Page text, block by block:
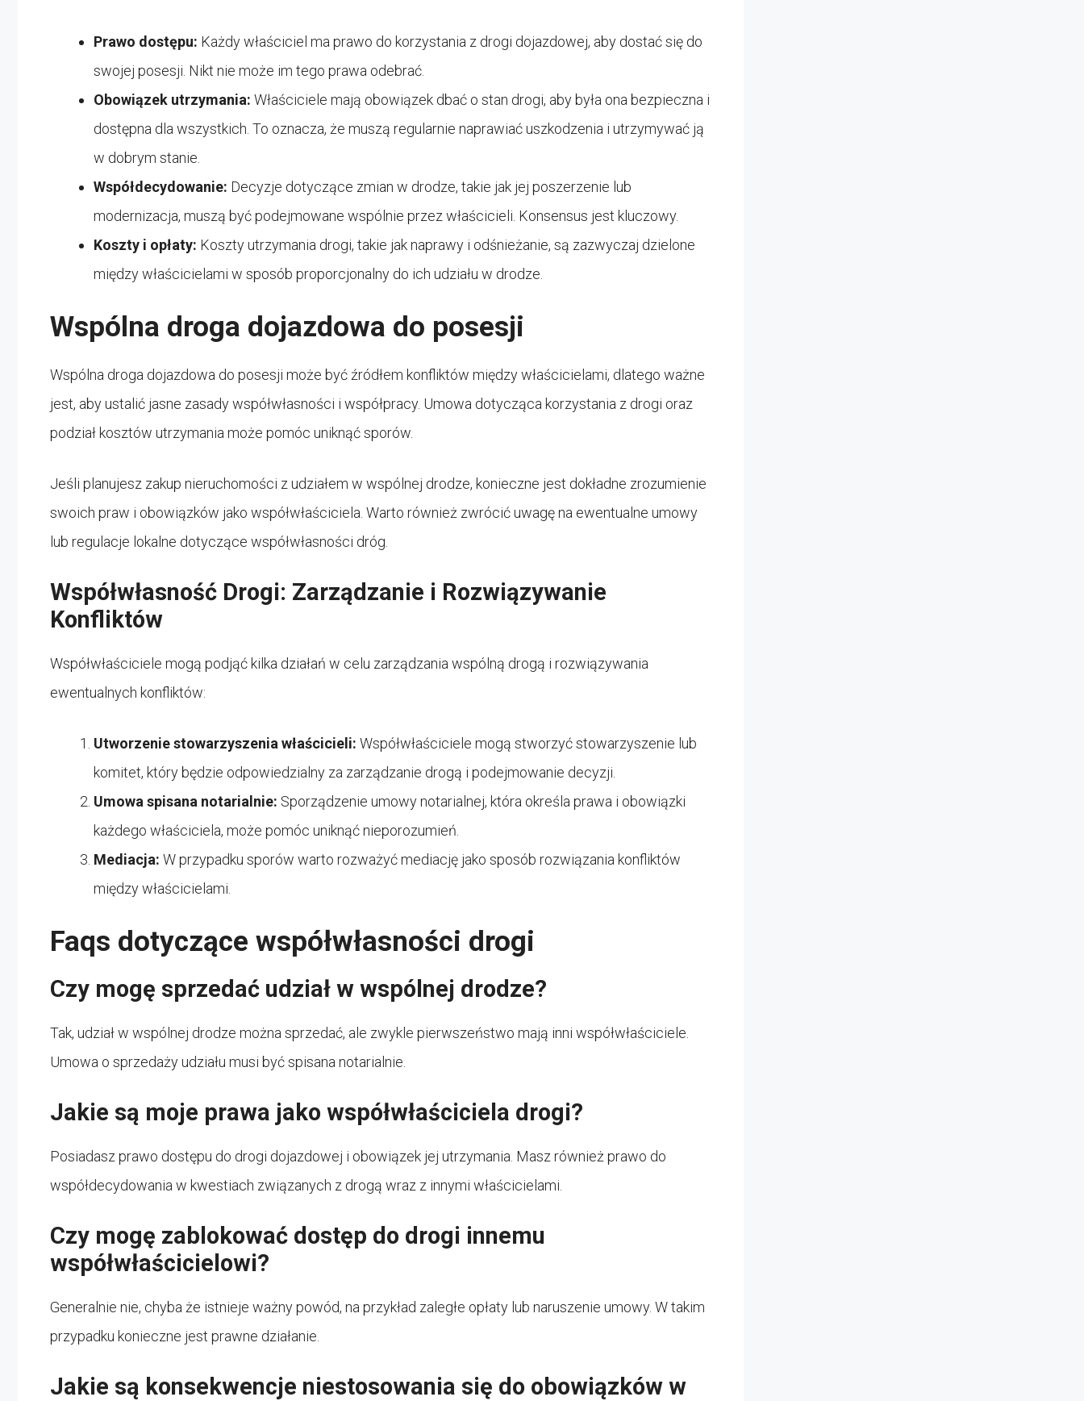
Prawo dostępu: Każdy właściciel ma prawo do korzystania z drogi dojazdowej, aby dostać się do
swojej posesji. Nikt nie może im tego prawa odebrać.
Obowiązek utrzymania: Właściciele mają obowiązek dbać o stan drogi, aby była ona bezpieczna i
dostępna dla wszystkich. To oznacza, że muszą regularnie naprawiać uszkodzenia i utrzymywać ją
w dobrym stanie.
Współdecydowanie: Decyzje dotyczące zmian w drodze, takie jak jej poszerzenie lub
modernizacja, muszą być podejmowane wspólnie przez właścicieli. Konsensus jest kluczowy.
Koszty i opłaty: Koszty utrzymania drogi, takie jak naprawy i odśnieżanie, są zazwyczaj dzielone
między właścicielami w sposób proporcjonalny do ich udziału w drodze.
Wspólna droga dojazdowa do posesji
Wspólna droga dojazdowa do posesji może być źródłem konfliktów między właścicielami, dlatego ważne
jest, aby ustalić jasne zasady współwłasności i współpracy. Umowa dotycząca korzystania z drogi oraz
podział kosztów utrzymania może pomóc uniknąć sporów.
Jeśli planujesz zakup nieruchomości z udziałem w wspólnej drodze, konieczne jest dokładne zrozumienie
swoich praw i obowiązków jako współwłaściciela. Warto również zwrócić uwagę na ewentualne umowy
lub regulacje lokalne dotyczące współwłasności dróg.
Współwłasność Drogi: Zarządzanie i Rozwiązywanie
Konfliktów
Współwłaściciele mogą podjąć kilka działań w celu zarządzania wspólną drogą i rozwiązywania
ewentualnych konfliktów:
Utworzenie stowarzyszenia właścicieli: Współwłaściciele mogą stworzyć stowarzyszenie lub
komitet, który będzie odpowiedzialny za zarządzanie drogą i podejmowanie decyzji.
Umowa spisana notarialnie: Sporządzenie umowy notarialnej, która określa prawa i obowiązki
każdego właściciela, może pomóc uniknąć nieporozumień.
Mediacja: W przypadku sporów warto rozważyć mediację jako sposób rozwiązania konfliktów
między właścicielami.
Faqs dotyczące współwłasności drogi
Czy mogę sprzedać udział w wspólnej drodze?
Tak, udział w wspólnej drodze można sprzedać, ale zwykle pierwszeństwo mają inni współwłaściciele.
Umowa o sprzedaży udziału musi być spisana notarialnie.
Jakie są moje prawa jako współwłaściciela drogi?
Posiadasz prawo dostępu do drogi dojazdowej i obowiązek jej utrzymania. Masz również prawo do
współdecydowania w kwestiach związanych z drogą wraz z innymi właścicielami.
Czy mogę zablokować dostęp do drogi innemu
współwłaścicielowi?
Generalnie nie, chyba że istnieje ważny powód, na przykład zaległe opłaty lub naruszenie umowy. W takim
przypadku konieczne jest prawne działanie.
Jakie są konsekwencje niestosowania się do obowiązków w